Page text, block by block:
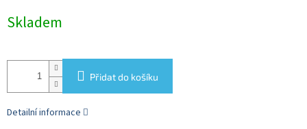
cena:
Skladem
Přidat do košíku
Detailní informace